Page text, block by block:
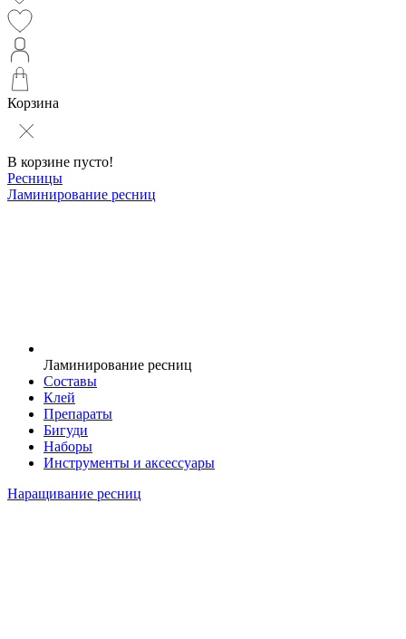
Корзина
В корзине пусто!
Ресницы
Ламинирование ресниц
Ламинирование ресниц
Составы
Клей
Препараты
Бигуди
Наборы
Инструменты и аксессуары
Наращивание ресниц